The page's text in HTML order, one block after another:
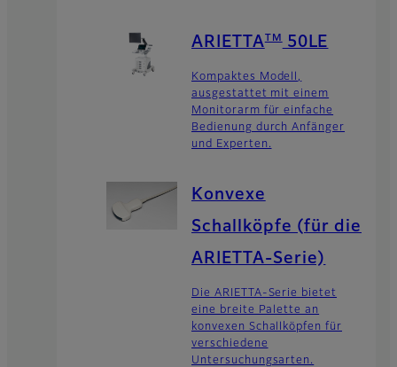
ARIETTA TM 50LE
Kompaktes Modell,
ausgestattet mit einem
Monitorarm für einfache
Bedienung durch Anfänger
und Experten.
Konvexe
Schallköpfe (für die
ARIETTA-Serie)
Die ARIETTA-Serie bietet
eine breite Palette an
konvexen Schallköpfen für
verschiedene
Untersuchungsarten.